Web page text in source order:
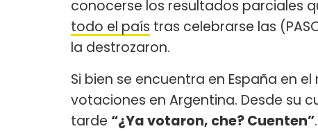
conocerse los resultados parciales
todo el país tras celebrarse las
la destrozaron.
Si bien se encuentra en España en
votaciones en Argentina. Desde su
tarde “¿Ya votaron, che? Cuenten”